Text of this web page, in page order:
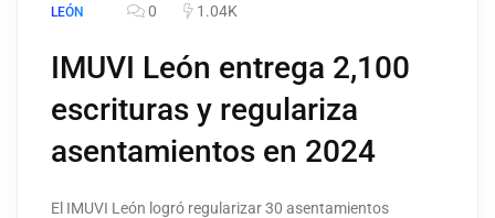
LEÓN 0 1.04K
IMUVI León entrega 2,100
escrituras y regulariza
asentamientos en 2024
El IMUVI León logró regularizar 30 asentamientos